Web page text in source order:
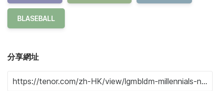
BLASEBALL
分享網址